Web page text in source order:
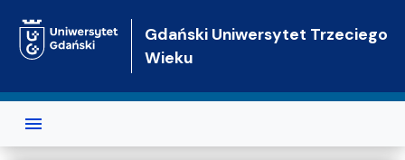
Gdański Uniwersytet Trzeciego
Wieku